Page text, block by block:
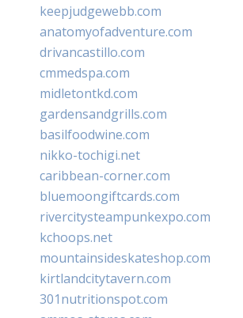
keepjudgewebb.com
anatomyofadventure.com
drivancastillo.com
cmmedspa.com
midletontkd.com
gardensandgrills.com
basilfoodwine.com
nikko-tochigi.net
caribbean-corner.com
bluemoongiftcards.com
rivercitysteampunkexpo.com
kchoops.net
mountainsideskateshop.com
kirtlandcitytavern.com
301nutritionspot.com